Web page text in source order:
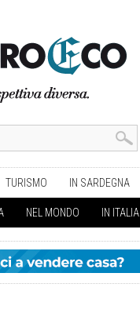
TURISMO IN SARDEGNA
NEL MONDO IN ITALIA